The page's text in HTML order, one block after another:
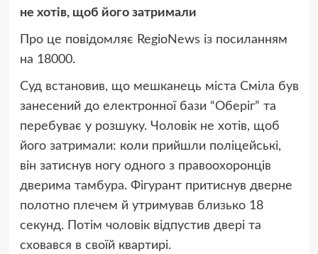
не хотів, щоб його затримали
Про це повідомляє RegioNews із посиланням
на 18000.
Суд встановив, що мешканець міста Сміла був
занесений до електронної бази “Оберіг” та
перебуває у розшуку. Чоловік не хотів, щоб
його затримали: коли прийшли поліцейські,
він затиснув ногу одного з правоохоронців
дверима тамбура. Фігурант притиснув дверне
полотно плечем й утримував близько 18
секунд. Потім чоловік відпустив двері та
сховався в своїй квартирі.